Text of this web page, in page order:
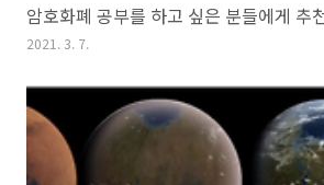
암호화폐 공부를 하고 싶은 분들에게 추
2021. 3. 7.